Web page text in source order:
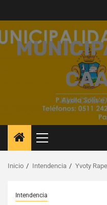
contenido
UNA
Menú
principal
Inicio Intendencia Yvoty
Intendencia